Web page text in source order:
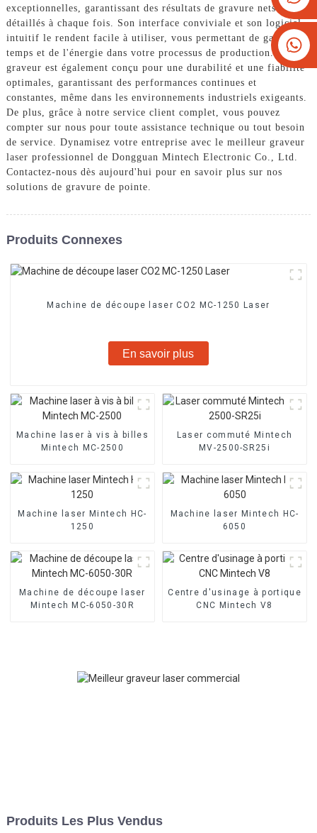
+16266628193
exceptionnelles, garantissant des résultats de gravure nets et
détaillés à chaque fois. Son interface conviviale et son logiciel
intuitif le rendent facile à utiliser, vous permettant de gagner du
temps et de l'énergie dans votre processus de production. Notre
graveur est également conçu pour une durabilité et une fiabilité
optimales, garantissant des performances continues et
constantes, même dans les environnements industriels exigeants.
De plus, grâce à notre service client complet, vous pouvez
compter sur nous pour toute assistance technique ou tout besoin
de service. Dynamisez votre entreprise avec le meilleur graveur
laser professionnel de Dongguan Mintech Electronic Co., Ltd.
Contactez-nous dès aujourd'hui pour en savoir plus sur nos
solutions de gravure de pointe.
Produits Connexes
Machine de découpe laser CO2 MC-1250 Laser
En savoir plus
Machine laser à vis à billes
Mintech MC-2500
Laser commuté Mintech
MV-2500-SR25i
Machine laser Mintech HC-
1250
Machine laser Mintech HC-
6050
Machine de découpe laser
Mintech MC-6050-30R
Centre d'usinage à portique
CNC Mintech V8
Produits Les Plus Vendus